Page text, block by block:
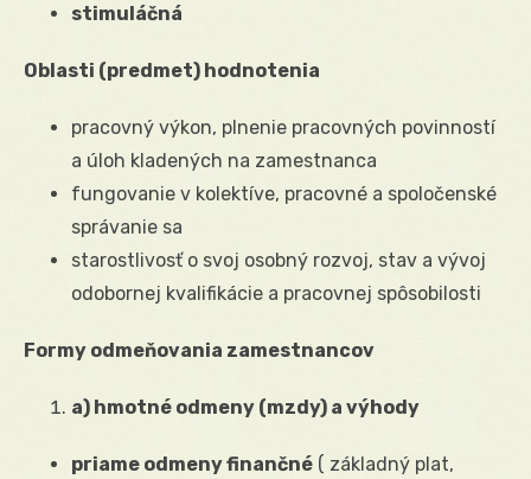
stimuláčná
Oblasti (predmet) hodnotenia
pracovný výkon, plnenie pracovných povinností
a úloh kladených na zamestnanca
fungovanie v kolektíve, pracovné a spoločenské
správanie sa
starostlivosť o svoj osobný rozvoj, stav a vývoj
odobornej kvalifikácie a pracovnej spôsobilosti
Formy odmeňovania zamestnancov
a) hmotné odmeny (mzdy) a výhody
priame odmeny finančné ( základný plat,